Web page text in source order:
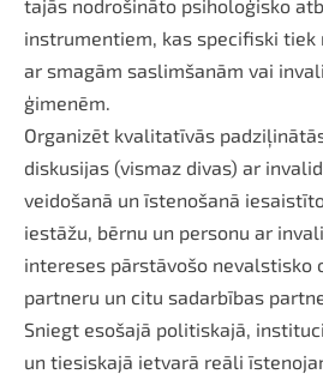
tajās nodrošināto psiholoģisko
instrumentiem, kas specifiski tiek
ar smagām saslimšanām vai
ģimenēm.
Organizēt kvalitatīvās
diskusijas (vismaz divas) ar
veidošanā un īstenošanā
iestāžu, bērnu un personu ar
intereses pārstāvošo nevalstisko
partneru un citu sadarbības
Sniegt esošajā politiskajā,
un tiesiskajā ietvarā reāli